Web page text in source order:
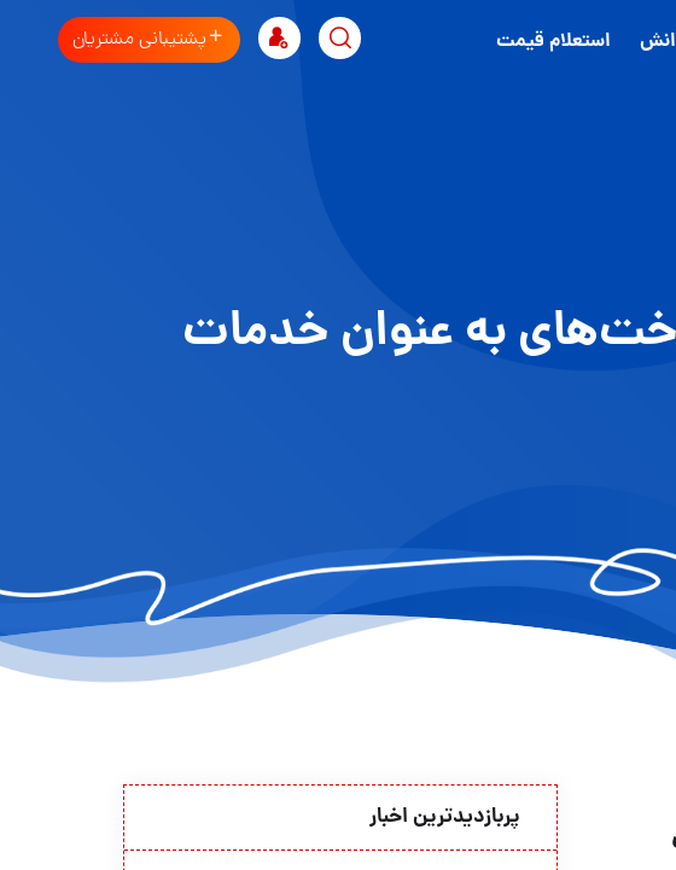
استعلام قیمت پشتیبانی مشتریان
به عنوان خدمات
پربازدیدترین اخبار